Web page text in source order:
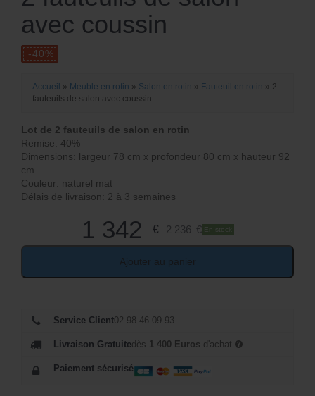
avec coussin
Accueil » Meuble en rotin » Salon en rotin » Fauteuil en rotin » 2
fauteuils de salon avec coussin
Lot de 2 fauteuils de salon en rotin
Remise: 40%
Dimensions: largeur 78 cm x profondeur 80 cm x hauteur 92
cm
Couleur: naturel mat
Délais de livraison: 2 à 3 semaines
2 236 €
ri
i
n
it
i
l
é
t
a
:
2
2
1 342 €
p
ri
a
t
u
e
l
e
s
:
1
3
En stock
Ajouter au panier
Service Client02.98.46.09.93
Livraison Gratuitedès 1 400 Euros d'achat
Paiement sécurisé